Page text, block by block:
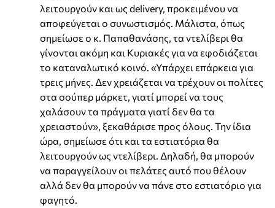
λειτουργούν και ως delivery, προκειμένου να
αποφεύγεται ο συνωστισμός. Μάλιστα, όπως
σημείωσε ο κ. Παπαθανάσης, τα ντελίβερι θα
γίνονται ακόμη και Κυριακές για να εφοδιάζεται
το καταναλωτικό κοινό. «Υπάρχει επάρκεια για
τρεις μήνες. Δεν χρειάζεται να τρέχουν οι πολίτες
στα σούπερ μάρκετ, γιατί μπορεί να τους
χαλάσουν τα πράγματα γιατί δεν θα τα
χρειαστούν», ξεκαθάρισε προς όλους. Την ίδια
ώρα, σημείωσε ότι και τα εστιατόρια θα
λειτουργούν ως ντελίβερι. Δηλαδή, θα μπορούν
να παραγγείλουν οι πελάτες αυτό που θέλουν
αλλά δεν θα μπορούν να πάνε στο εστιατόριο για
φαγητό.